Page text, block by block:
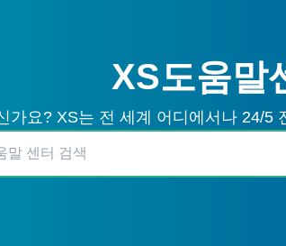
XS도움말
가요? XS는 전 세계 어디에서나 24/5